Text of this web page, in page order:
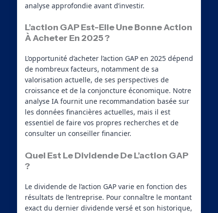
analyse approfondie avant d’investir.
L’action GAP Est-Elle Une Bonne Action
À Acheter En 2025 ?
L’opportunité d’acheter l’action GAP en 2025 dépend
de nombreux facteurs, notamment de sa
valorisation actuelle, de ses perspectives de
croissance et de la conjoncture économique. Notre
analyse IA fournit une recommandation basée sur
les données financières actuelles, mais il est
essentiel de faire vos propres recherches et de
consulter un conseiller financier.
Quel Est Le Dividende De L’action GAP
?
Le dividende de l’action GAP varie en fonction des
résultats de l’entreprise. Pour connaître le montant
exact du dernier dividende versé et son historique,